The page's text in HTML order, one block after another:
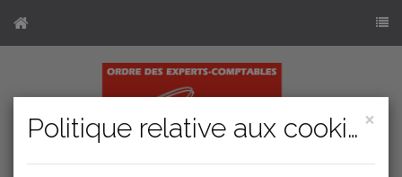
×
Politique relative aux cookies